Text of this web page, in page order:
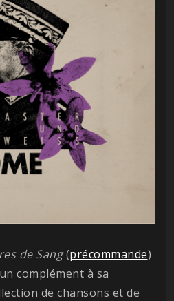
de Sang(précommande)
complément à sa
de chansons et de